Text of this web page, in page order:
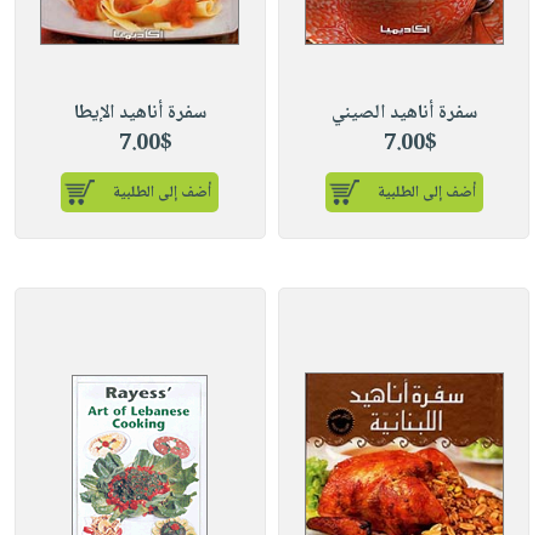
سفرة أناهيد الصيني
7.00$
أضف إلى الطلبية
سفرة أناهيد الإيطا
7.00$
أضف إلى الطلبية